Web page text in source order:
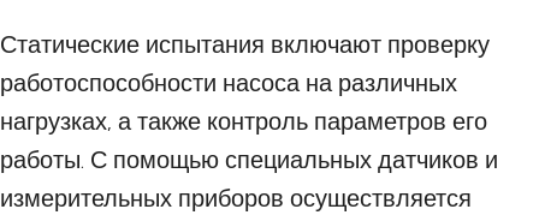
Статические испытания включают проверку
работоспособности насоса на различных
нагрузках, а также контроль параметров его
работы. С помощью специальных датчиков и
измерительных приборов осуществляется